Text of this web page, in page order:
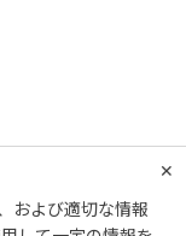
および適切な情報
✕